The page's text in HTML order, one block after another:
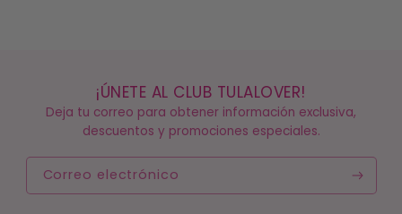
¡ÚNETE AL CLUB TULALOVER!
Deja tu correo para obtener información exclusiva,
descuentos y promociones especiales.
Correo electrónico